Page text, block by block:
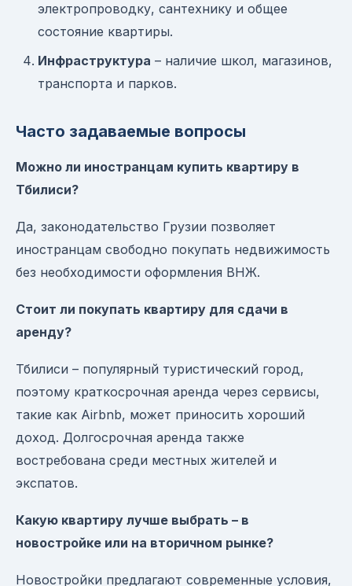
электропроводку, сантехнику и общее
состояние квартиры.
Инфраструктура – наличие школ, магазинов,
транспорта и парков.
Часто задаваемые вопросы
Можно ли иностранцам купить квартиру в
Тбилиси?
Да, законодательство Грузии позволяет
иностранцам свободно покупать недвижимость
без необходимости оформления ВНЖ.
Стоит ли покупать квартиру для сдачи в
аренду?
Тбилиси – популярный туристический город,
поэтому краткосрочная аренда через сервисы,
такие как Airbnb, может приносить хороший
доход. Долгосрочная аренда также
востребована среди местных жителей и
экспатов.
Какую квартиру лучше выбрать – в
новостройке или на вторичном рынке?
Новостройки предлагают современные условия,